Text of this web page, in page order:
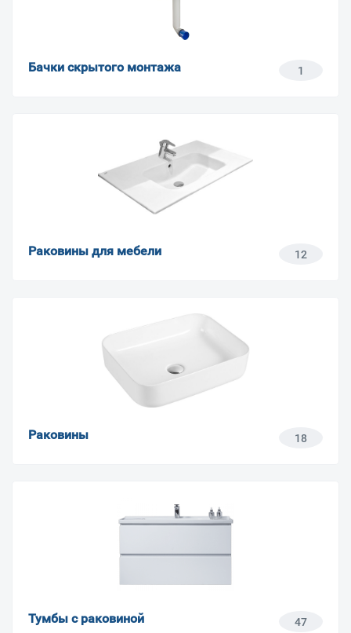
Бачки скрытого монтажа 1
Раковины для мебели 12
Раковины 18
Тумбы с раковиной 47